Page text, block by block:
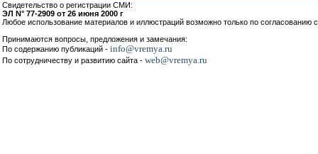
Свидетельство о регистрации СМИ:
ЭЛ N° 77-2909 от 26 июня 2000 г
Любое использование материалов и иллюстраций возможно только по согласованию
Принимаются вопросы, предложения и замечания:
По содержанию публикаций - info@vremya.ru
По сотрудничеству и развитию сайта - web@vremya.ru